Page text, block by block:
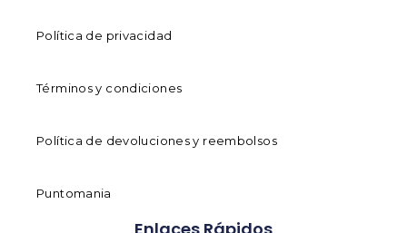
Política de privacidad
Términos y condiciones
Política de devoluciones y reembolsos
Puntomania